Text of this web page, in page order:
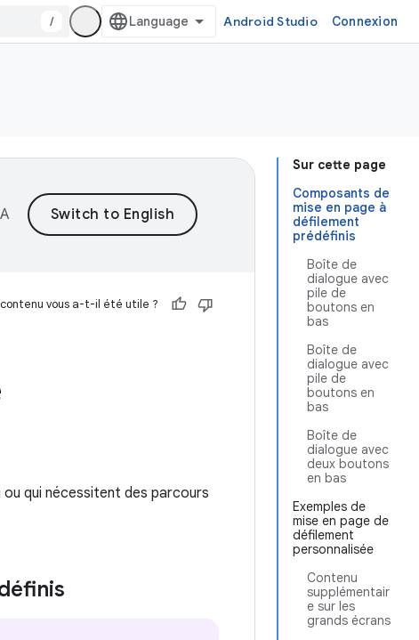
/ Android Studio Connexion
Sur cette page
Composants de
mise en page à
défilement
prédéfinis
Boîte de
dialogue avec
pile de
boutons en
bas
Boîte de
dialogue avec
pile de
boutons en
bas
Boîte de
dialogue avec
deux boutons
en bas
Exemples de
mise en page de
défilement
personnalisée
Contenu
supplémentair
e sur les
grands écrans
vous a-t-il été utile ?
qui nécessitent des parcours